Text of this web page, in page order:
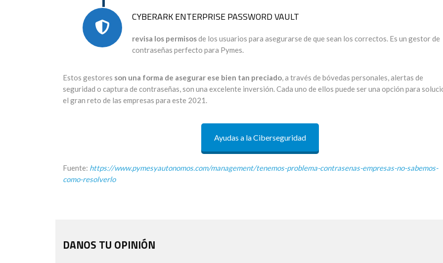
CYBERARK ENTERPRISE PASSWORD VAULT
revisa los permisosde los usuarios para asegurarse de que sean los correctos. Es un gestor de
contraseñas perfecto para Pymes.
Estos gestores son una forma de asegurar ese bien tan preciado, a través de bóvedas personales, alertas de
seguridad o captura de contraseñas, son una excelente inversión. Cada uno de ellos puede ser una opción para
el gran reto de las empresas para este 2021.
Ayudas a la Ciberseguridad
Fuente: https://www.pymesyautonomos.com/management/tenemos-problema-contrasenas-empresas-no-sabemos-
como-resolverlo
DANOS TU OPINIÓN